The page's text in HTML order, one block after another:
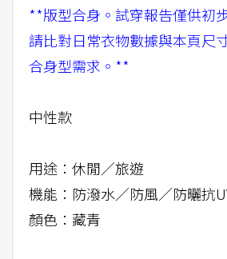
**版型合身。試穿報告僅供初
請比對日常衣物數據與本頁尺
合身型需求。**
中性款
用途：休閒／旅遊
機能：防潑水／防風／防曬抗
顏色：藏青